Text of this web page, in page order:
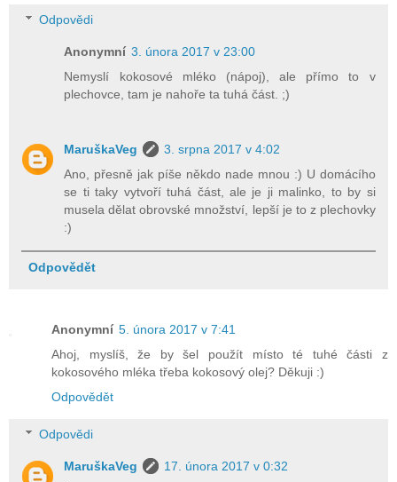
Odpovědi
Anonymní 3. února 2017 v 23:00
Nemyslí kokosové mléko (nápoj), ale přímo to v
plechovce, tam je nahoře ta tuhá část. ;)
MaruškaVeg
3. srpna 2017 v 4:02
Ano, přesně jak píše někdo nade mnou :) U domácího
se ti taky vytvoří tuhá část, ale je ji malinko, to by si
musela dělat obrovské množství, lepší je to z plechovky
:)
Odpovědět
Anonymní 5. února 2017 v 7:41
Ahoj, myslíš, že by šel použít místo té tuhé části z
kokosového mléka třeba kokosový olej? Děkuji :)
Odpovědět
Odpovědi
MaruškaVeg
17. února 2017 v 0:32